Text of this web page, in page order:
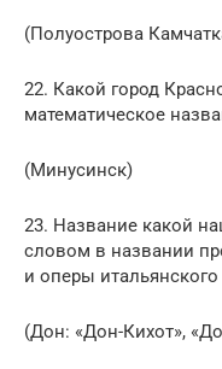
(Полуострова
22. Какой город
математическое
(Минусинск)
23. Название какой
словом в названии
и оперы
(Дон: «Дон-Кихот»,